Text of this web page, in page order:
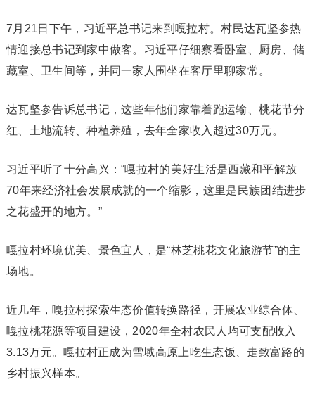
7月21日下午，习近平总书记来到嘎拉村。村民达瓦坚参热
情迎接总书记到家中做客。习近平仔细察看卧室、厨房、储
藏室、卫生间等，并同一家人围坐在客厅里聊家常。
达瓦坚参告诉总书记，这些年他们家靠着跑运输、桃花节分
红、土地流转、种植养殖，去年全家收入超过30万元。
习近平听了十分高兴：“嘎拉村的美好生活是西藏和平解放
70年来经济社会发展成就的一个缩影，这里是民族团结进步
之花盛开的地方。”
嘎拉村环境优美、景色宜人，是“林芝桃花文化旅游节”的主
场地。
近几年，嘎拉村探索生态价值转换路径，开展农业综合体、
嘎拉桃花源等项目建设，2020年全村农民人均可支配收入
3.13万元。嘎拉村正成为雪域高原上吃生态饭、走致富路的
乡村振兴样本。